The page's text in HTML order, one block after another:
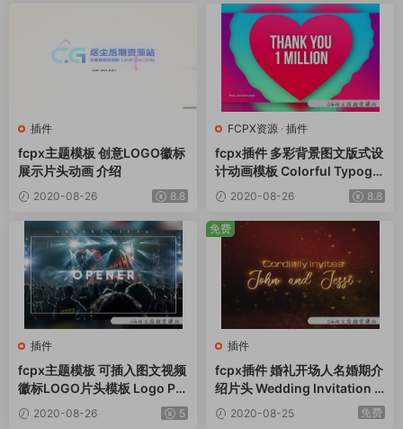
插件
fcpx主题模板 创意LOGO徽标
展示片头动画 介绍
2020-08-26 8.8
FCPX资源 · 插件
fcpx插件 多彩背景图文版式设
计动画模板 Colorful Typogra
phy2020-08-26 8.8
插件
fcpx主题模板 可插入图文视频
徽标LOGO片头模板 Logo Ph
oto Opener
2020-08-26 5
插件
fcpx插件 婚礼开场人名婚期介
绍片头 Wedding Invitation T
itles2020-08-25 免费
免费